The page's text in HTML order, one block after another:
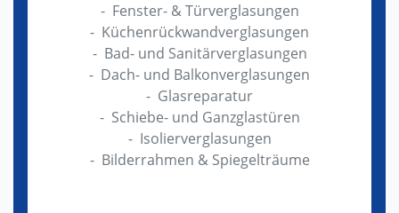
- Fenster- & Türverglasungen
- Küchenrückwandverglasungen
- Bad- und Sanitärverglasungen
- Dach- und Balkonverglasungen
- Glasreparatur
- Schiebe- und Ganzglastüren
- Isolierverglasungen
- Bilderrahmen & Spiegelträume